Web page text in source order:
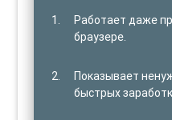
Работает даже
браузере.
Показывает
быстрых